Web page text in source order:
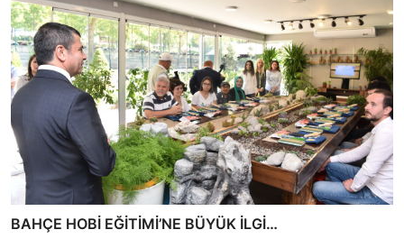
BAHÇE HOBİ EĞİTİMİ’NE BÜYÜK İLGİ…